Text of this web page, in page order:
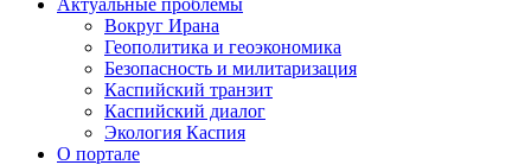
Актуальные проблемы
Вокруг Ирана
Геополитика и геоэкономика
Безопасность и милитаризация
Каспийский транзит
Каспийский диалог
Экология Каспия
О портале